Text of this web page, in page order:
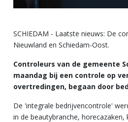
SCHIEDAM - Laatste nieuws: De
Nieuwland en Schiedam-Oost.
Controleurs van de gemeente
maandag bij een controle op
overtredingen, begaan door
De 'integrale bedrijvencontrole'
in de beautybranche,